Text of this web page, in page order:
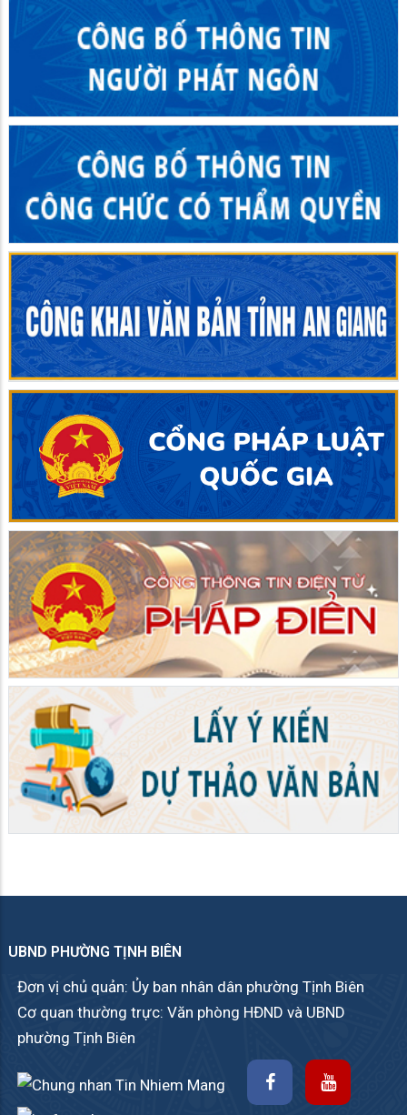
UBND PHƯỜNG TỊNH BIÊN
Đơn vị chủ quản: Ủy ban nhân dân phường Tịnh Biên
Cơ quan thường trực: Văn phòng HĐND và UBND
phường Tịnh Biên